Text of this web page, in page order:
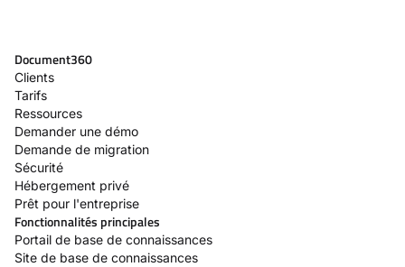
Document360
Clients
Tarifs
Ressources
Demander une démo
Demande de migration
Sécurité
Hébergement privé
Prêt pour l'entreprise
Fonctionnalités principales
Portail de base de connaissances
Site de base de connaissances